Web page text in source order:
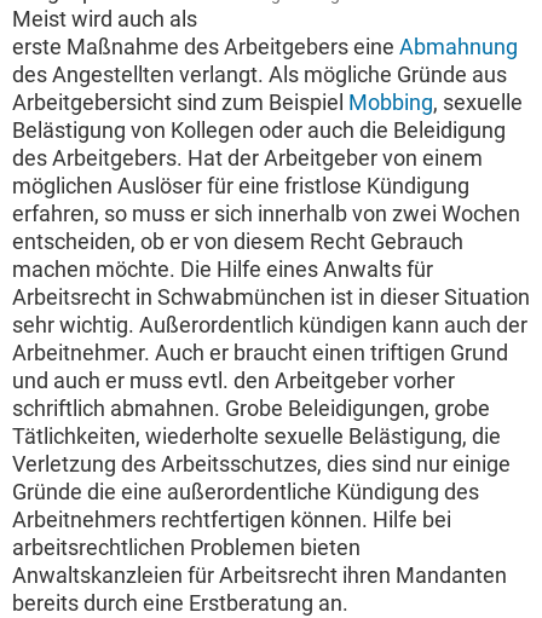
Meist wird auch als
erste Maßnahme des Arbeitgebers eine Abmahnung
des Angestellten verlangt. Als mögliche Gründe aus
Arbeitgebersicht sind zum Beispiel Mobbing, sexuelle
Belästigung von Kollegen oder auch die Beleidigung
des Arbeitgebers. Hat der Arbeitgeber von einem
möglichen Auslöser für eine fristlose Kündigung
erfahren, so muss er sich innerhalb von zwei Wochen
entscheiden, ob er von diesem Recht Gebrauch
machen möchte. Die Hilfe eines Anwalts für
Arbeitsrecht in Schwabmünchen ist in dieser Situation
sehr wichtig. Außerordentlich kündigen kann auch der
Arbeitnehmer. Auch er braucht einen triftigen Grund
und auch er muss evtl. den Arbeitgeber vorher
schriftlich abmahnen. Grobe Beleidigungen, grobe
Tätlichkeiten, wiederholte sexuelle Belästigung, die
Verletzung des Arbeitsschutzes, dies sind nur einige
Gründe die eine außerordentliche Kündigung des
Arbeitnehmers rechtfertigen können. Hilfe bei
arbeitsrechtlichen Problemen bieten
Anwaltskanzleien für Arbeitsrecht ihren Mandanten
bereits durch eine Erstberatung an.